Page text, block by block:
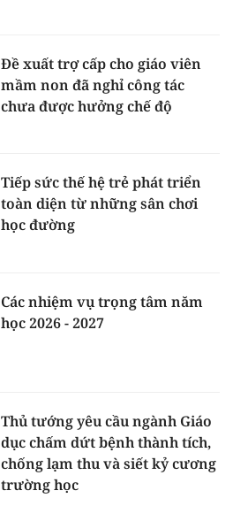
Đề xuất trợ cấp cho giáo viên
mầm non đã nghỉ công tác
chưa được hưởng chế độ
Tiếp sức thế hệ trẻ phát triển
toàn diện từ những sân chơi
học đường
Các nhiệm vụ trọng tâm năm
học 2026 - 2027
Thủ tướng yêu cầu ngành Giáo
dục chấm dứt bệnh thành tích,
chống lạm thu và siết kỷ cương
trường học